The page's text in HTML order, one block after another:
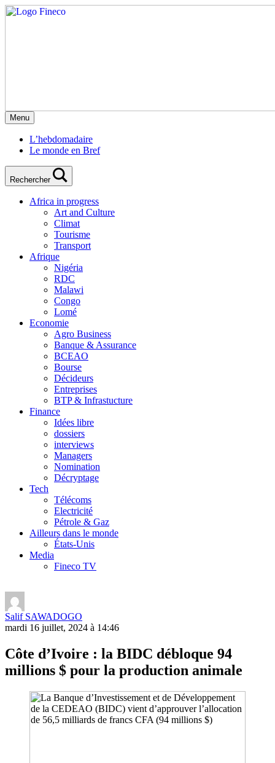
Menu
L’hebdomadaire
Le monde en Bref
Rechercher
Africa in progress
Art and Culture
Climat
Tourisme
Transport
Afrique
Nigéria
RDC
Malawi
Congo
Lomé
Economie
Agro Business
Banque & Assurance
BCEAO
Bourse
Décideurs
Entreprises
BTP & Infrastucture
Finance
Idées libre
dossiers
interviews
Managers
Nomination
Décryptage
Tech
Télécoms
Electricité
Pétrole & Gaz
Ailleurs dans le monde
États-Unis
Media
Fineco TV
Salif SAWADOGO
mardi 16 juillet, 2024 à 14:46
Côte d’Ivoire : la BIDC débloque 94
millions $ pour la production animale